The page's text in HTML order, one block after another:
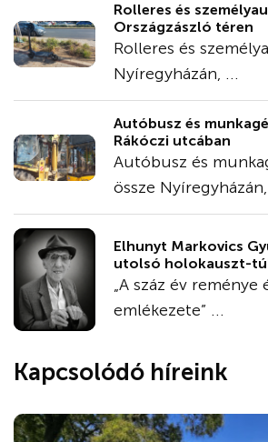
Rolleres és
Országzászló téren
Rolleres és
Nyíregyházán, ...
Autóbusz és
Rákóczi utcában
Autóbusz és
össze
Elhunyt Markovics
utolsó holokauszt-
„A száz év
emlékezete” ...
Kapcsolódó híreink